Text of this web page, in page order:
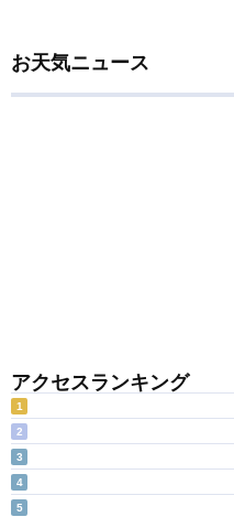
お天気ニュース
アクセスランキング
1
2
3
4
5